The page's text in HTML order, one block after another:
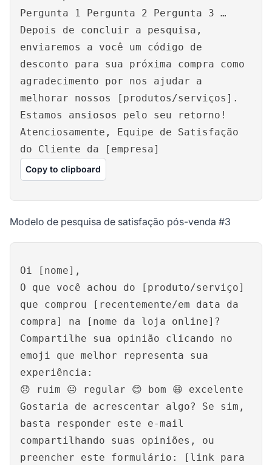
Pergunta 1 Pergunta 2 Pergunta 3 …
Depois de concluir a pesquisa,
enviaremos a você um código de
desconto para sua próxima compra como
agradecimento por nos ajudar a
melhorar nossos [produtos/serviços].
Estamos ansiosos pelo seu retorno!
Atenciosamente, Equipe de Satisfação
do Cliente da [empresa]
Copy to clipboard
Modelo de pesquisa de satisfação pós-venda #3
Oi [nome],
O que você achou do [produto/serviço]
que comprou [recentemente/em data da
compra] na [nome da loja online]?
Compartilhe sua opinião clicando no
emoji que melhor representa sua
experiência:
😞 ruim 😐 regular 😊 bom 😄 excelente
Gostaria de acrescentar algo? Se sim,
basta responder este e-mail
compartilhando suas opiniões, ou
preencher este formulário: [link para